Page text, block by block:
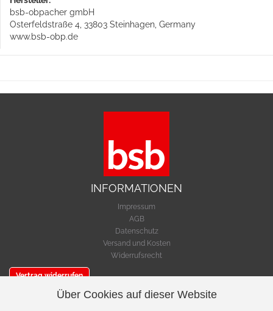
bsb-obpacher gmbH
Osterfeldstraße 4, 33803 Steinhagen, Germany
www.bsb-obp.de
INFORMATIONEN
Impressum
AGB
Datenschutz
Versand und Kosten
Widerrufsrecht
Vertrag widerrufen
SERVICE
Über Cookies auf dieser Website